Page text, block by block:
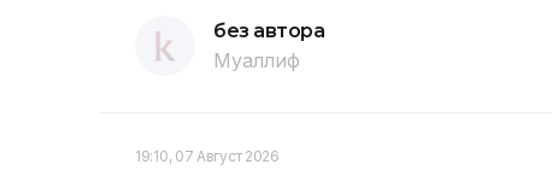
без автора
Муаллиф
19:10, 07 Август 2026